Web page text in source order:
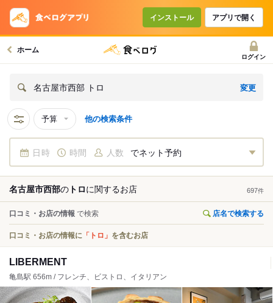
インストール アプリで開く
ホーム
ログイン
名古屋市西部 トロ 変更
予算 他の検索条件
日時 時間 人数 でネット予約
名古屋市西部の トロに関するお店 697件
口コミ・お店の情報 で検索 店名で検索する
口コミ・お店の情報に 「トロ」 を含むお店
LIBERMENT
亀島駅 656m / フレンチ、ビストロ、イタリアン